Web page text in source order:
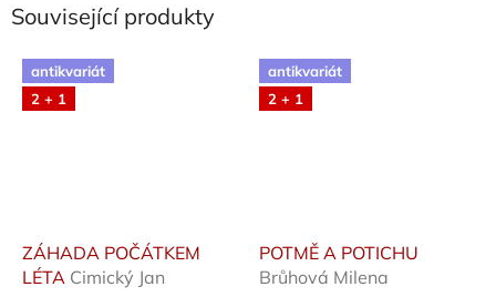
Související produkty
antikvariát
2 + 1
ZÁHADA POČÁTKEM
LÉTA Cimický Jan
antikvariát
2 + 1
POTMĚ A POTICHU
Brůhová Milena